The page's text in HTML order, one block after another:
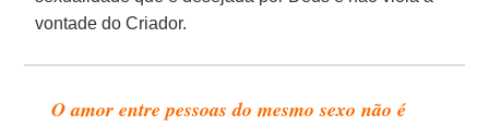
vontade do Criador.
O amor entre pessoas do mesmo sexo não é